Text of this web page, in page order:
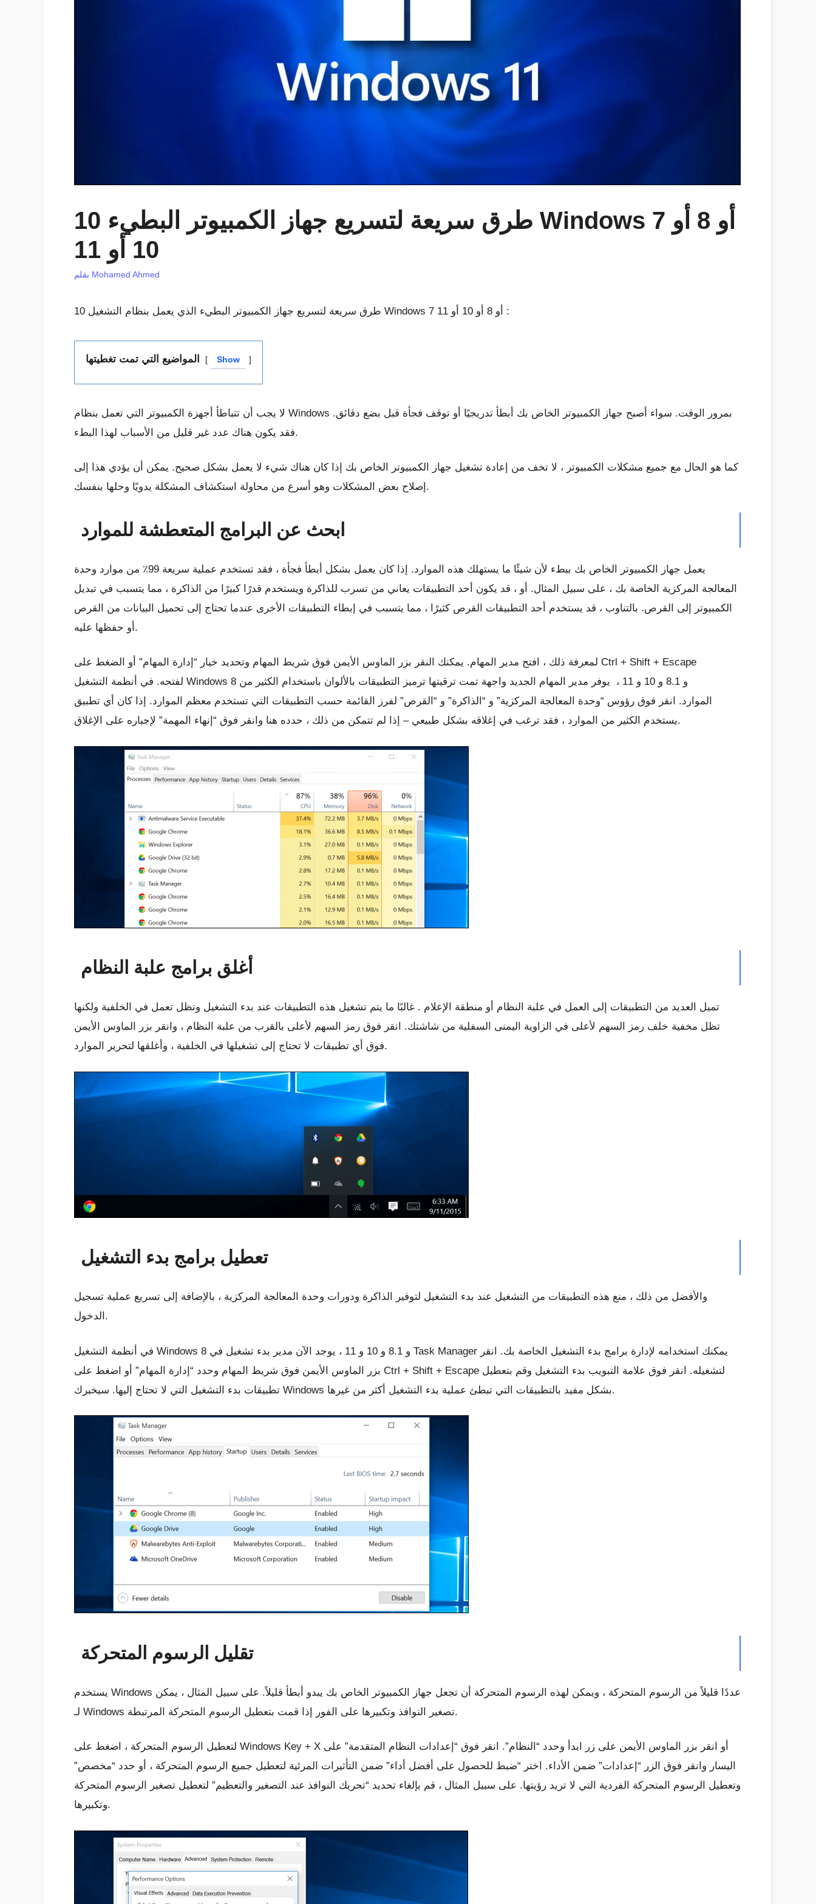
10 طرق سريعة لتسريع جهاز الكمبيوتر البطيء Windows 7 أو 8 أو
10 أو 11
Mohamed Ahmed
10 طرق سريعة لتسريع جهاز الكمبيوتر البطيء الذي يعمل بنظام التشغيل Windows 7 أو 8 أو 10 أو 11 :
المواضيع التي تمت تغطيتها Show
لا يجب أن تتباطأ أجهزة الكمبيوتر التي تعمل بنظام Windows بمرور الوقت. سواء أصبح جهاز الكمبيوتر الخاص بك أبطأ تدريجيًا أو توقف فجأة قبل بضع دقائق.
فقد يكون هناك عدد غير قليل من الأسباب لهذا البطء.
كما هو الحال مع جميع مشكلات الكمبيوتر ، لا تخف من إعادة تشغيل جهاز الكمبيوتر الخاص بك إذا كان هناك شيء لا يعمل بشكل صحيح. يمكن أن يؤدي هذا إلى
إصلاح بعض المشكلات وهو أسرع من محاولة استكشاف المشكلة يدويًا وحلها بنفسك.
ابحث عن البرامج المتعطشة للموارد
يعمل جهاز الكمبيوتر الخاص بك ببطء لأن شيئًا ما يستهلك هذه الموارد. إذا كان يعمل بشكل أبطأ فجأة ، فقد تستخدم عملية سريعة 99٪ من موارد وحدة
المعالجة المركزية الخاصة بك ، على سبيل المثال. أو ، قد يكون أحد التطبيقات يعاني من تسرب للذاكرة ويستخدم قدرًا كبيرًا من الذاكرة ، مما يتسبب في تبديل
الكمبيوتر إلى القرص. بالتناوب ، قد يستخدم أحد التطبيقات القرص كثيرًا ، مما يتسبب في إبطاء التطبيقات الأخرى عندما تحتاج إلى تحميل البيانات من القرص
أو حفظها عليه.
لمعرفة ذلك ، افتح مدير المهام. يمكنك النقر بزر الماوس الأيمن فوق شريط المهام وتحديد خيار “إدارة المهام” أو الضغط على Ctrl + Shift + Escape
لفتحه. في أنظمة التشغيل Windows 8 و 8.1 و 10 و 11 ، يوفر
مدير المهام الجديد واجهة تمت ترقيتها ترميز التطبيقات بالألوان باستخدام الكثير من
الموارد. انقر فوق رؤوس “وحدة المعالجة المركزية” و “الذاكرة” و “القرص” لفرز القائمة حسب التطبيقات التي تستخدم معظم الموارد. إذا كان أي تطبيق
يستخدم الكثير من الموارد ، فقد ترغب في إغلاقه بشكل طبيعي – إذا لم تتمكن من ذلك ، حدده هنا وانقر فوق “إنهاء المهمة” لإجباره على الإغلاق.
أغلق برامج علبة النظام
تميل العديد من التطبيقات إلى العمل في علبة النظام أو منطقة الإعلام . غالبًا ما يتم تشغيل هذه التطبيقات عند بدء التشغيل وتظل تعمل في الخلفية ولكنها
تظل مخفية خلف رمز السهم لأعلى في الزاوية اليمنى السفلية من شاشتك. انقر فوق رمز السهم لأعلى بالقرب من علبة النظام ، وانقر بزر الماوس الأيمن
فوق أي تطبيقات لا تحتاج إلى تشغيلها في الخلفية ، وأغلقها لتحرير الموارد.
تعطيل برامج بدء التشغيل
والأفضل من ذلك ، منع هذه التطبيقات من التشغيل عند بدء التشغيل لتوفير الذاكرة ودورات وحدة المعالجة المركزية ، بالإضافة إلى تسريع عملية تسجيل
الدخول.
في أنظمة التشغيل Windows 8 و 8.1 و 10 و 11 ، يوجد الآن مدير بدء تشغيل في Task Manager
بزر الماوس الأيمن فوق شريط المهام وحدد “إدارة المهام” أو اضغط على Ctrl + Shift + Escape لتشغيله. انقر فوق علامة التبويب بدء التشغيل وقم بتعطيل
تطبيقات بدء التشغيل التي لا تحتاج إليها. سيخبرك Windows بشكل مفيد بالتطبيقات التي تبطئ عملية بدء التشغيل أكثر من غيرها.
تقليل الرسوم المتحركة
يستخدم Windows عددًا قليلاً من الرسوم المتحركة ، ويمكن لهذه الرسوم المتحركة أن تجعل جهاز الكمبيوتر الخاص بك يبدو أبطأ قليلاً. على سبيل المثال ، يمكن
لـ Windows تصغير النوافذ وتكبيرها على الفور إذا قمت بتعطيل الرسوم المتحركة المرتبطة.
لتعطيل الرسوم المتحركة ، اضغط على Windows Key + X أو انقر بزر الماوس الأيمن على زر ابدأ وحدد “النظام”. انقر فوق “إعدادات النظام المتقدمة” على
اليسار وانقر فوق الزر “إعدادات” ضمن الأداء. اختر “ضبط للحصول على أفضل أداء” ضمن التأثيرات المرئية لتعطيل جميع الرسوم المتحركة ، أو حدد “مخصص”
وتعطيل الرسوم المتحركة الفردية التي لا تريد رؤيتها. على سبيل المثال ، قم بإلغاء تحديد “تحريك النوافذ عند التصغير والتعظيم” لتعطيل تصغير الرسوم المتحركة
وتكبيرها.